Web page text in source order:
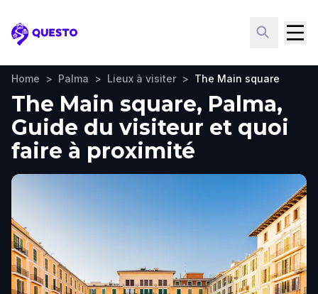
Questo
Home > Palma > Lieux à visiter > The Main square
The Main square, Palma,
Guide du visiteur et quoi
faire à proximité